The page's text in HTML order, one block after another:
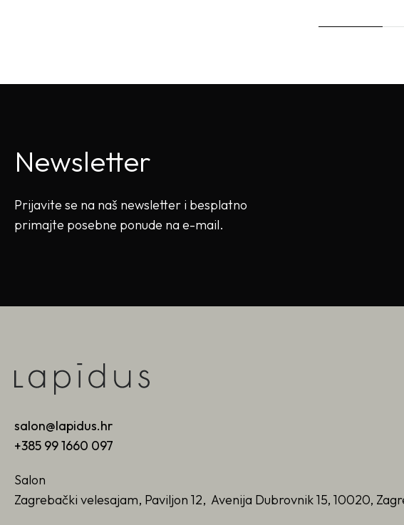
Newsletter
Prijavite se na naš newsletter i besplatno
primajte posebne ponude na e-mail.
salon@lapidus.hr
+385 99 1660 097
Salon
Zagrebački velesajam, Paviljon 12, Avenija Dubrovnik 15, 10020,